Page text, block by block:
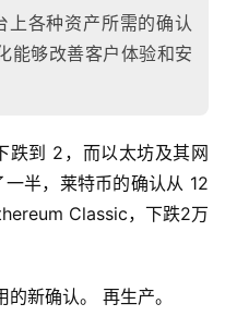
上各种资产所需的确认
能够改善客户体验和安
跌到 2，而以太坊及其网
半，莱特币的确认从 12
Classic，下跌2万
新确认。 再生产。